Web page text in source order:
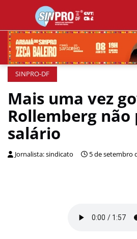
SINPRO-DF
Mais uma vez
Rollemberg não
salário
Jornalista: sindicato 5 de setembro